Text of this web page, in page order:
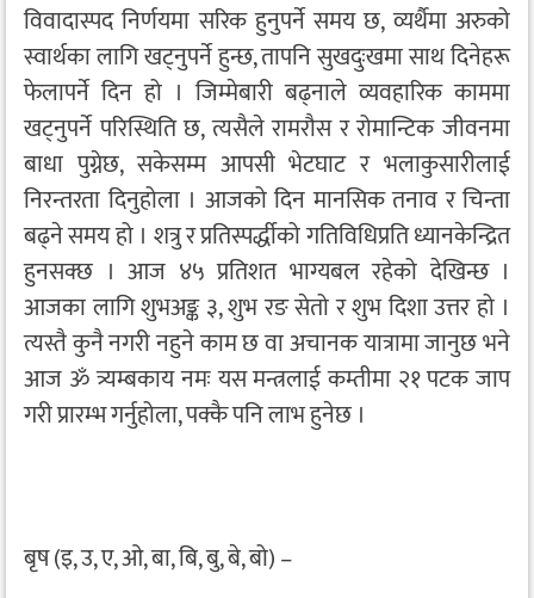
विवादास्पद निर्णयमा सरिक हुनुपर्ने समय छ, व्यर्थैमा अरुको
स्वार्थका लागि खट्नुपर्ने हुन्छ, तापनि सुखदुःखमा साथ दिनेहरू
फेलापर्ने दिन हो । जिम्मेबारी बढ्नाले व्यवहारिक काममा
खट्नुपर्ने परिस्थिति छ, त्यसैले रामरौस र रोमान्टिक जीवनमा
बाधा पुग्नेछ, सकेसम्म आपसी भेटघाट र भलाकुसारीलाई
निरन्तरता दिनुहोला । आजको दिन मानसिक तनाव र चिन्ता
बढ्ने समय हो । शत्रु र प्रतिस्पर्द्धीको गतिविधिप्रति ध्यानकेन्द्रित
हुनसक्छ । आज ४५ प्रतिशत भाग्यबल रहेको देखिन्छ ।
आजका लागि शुभअङ्क ३, शुभ रङ सेतो र शुभ दिशा उत्तर हो ।
त्यस्तै कुनै नगरी नहुने काम छ वा अचानक यात्रामा जानुछ भने
आज ॐ त्र्यम्बकाय नमः यस मन्त्रलाई कम्तीमा २१ पटक जाप
गरी प्रारम्भ गर्नुहोला, पक्कै पनि लाभ हुनेछ ।
बृष (इ, उ, ए, ओ, बा, बि, बु, बे, बो) –